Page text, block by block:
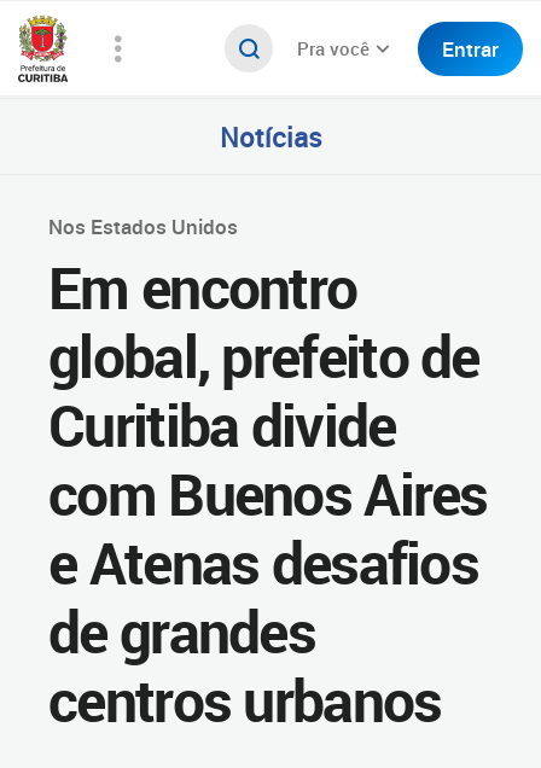
Pra você Entrar
Notícias
Nos Estados Unidos
Em encontro
global, prefeito de
Curitiba divide
com Buenos Aires
e Atenas desafios
de grandes
centros urbanos